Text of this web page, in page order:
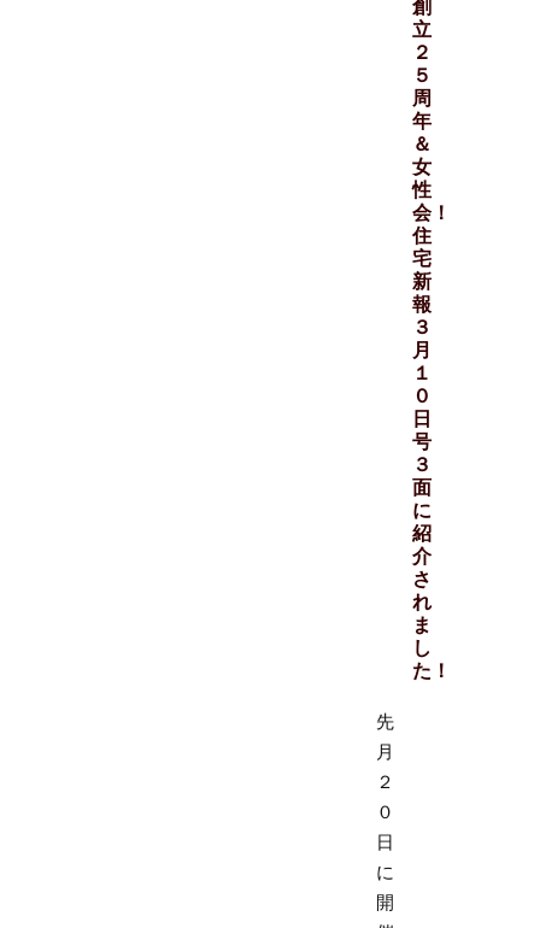
創
立
２
５
周
年
＆
女
性
会！
住
宅
新
報
３
月
１
０
日
号
３
面
に
紹
介
さ
れ
ま
し
た！
先
月
２
０
日
に
開